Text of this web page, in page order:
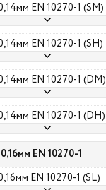
EN 10270-1 (SM)
EN 10270-1 (SH)
EN 10270-1 (DM)
EN 10270-1 (DH)
EN 10270-1
EN 10270-1 (SL)